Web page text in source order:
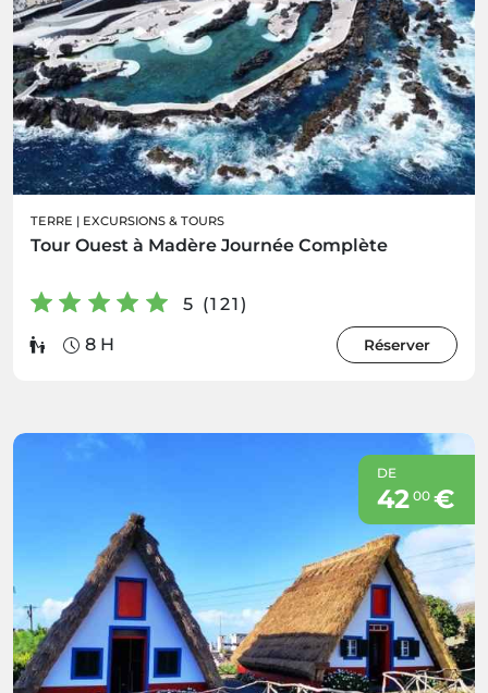
TERRE | EXCURSIONS & TOURS
Tour Ouest à Madère Journée Complète
5 (121)
8 H
Réserver
DE
42 00€